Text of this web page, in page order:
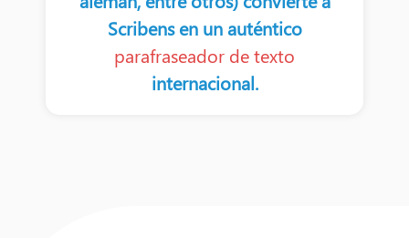
Scribens en un auténtico
parafraseador de texto
internacional.